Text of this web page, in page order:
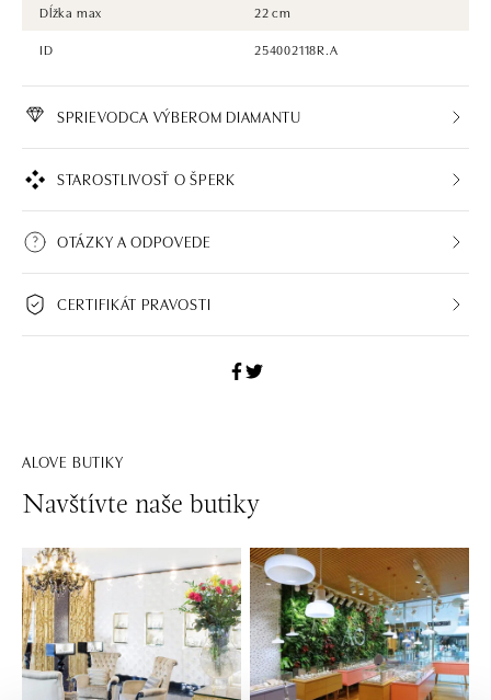
Dĺžka max
22 cm
ID
254002118R.A
SPRIEVODCA VÝBEROM DIAMANTU
STAROSTLIVOSŤ O ŠPERK
OTÁZKY A ODPOVEDE
CERTIFIKÁT PRAVOSTI
ALOVE BUTIKY
Navštívte naše butiky